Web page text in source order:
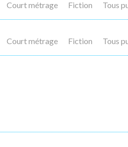
Court métrage Fiction Tous
Court métrage Fiction Tous